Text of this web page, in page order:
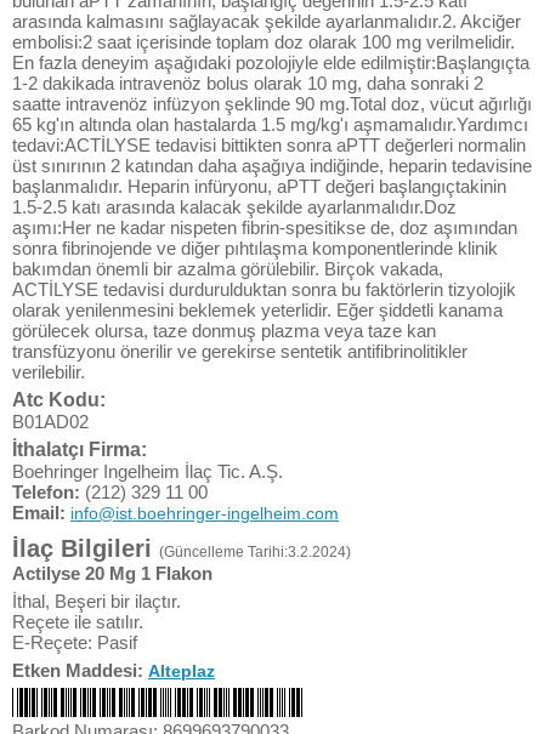
arasında kalmasını sağlayacak şekilde ayarlanmalıdır.2. Akciğer
embolisi:2 saat içerisinde toplam doz olarak 100 mg verilmelidir.
En fazla deneyim aşağıdaki pozolojiyle elde edilmiştir:Başlangıçta
1-2 dakikada intravenöz bolus olarak 10 mg, daha sonraki 2
saatte intravenöz infüzyon şeklinde 90 mg.Total doz, vücut ağırlığı
65 kg'ın altında olan hastalarda 1.5 mg/kg'ı aşmamalıdır.Yardımcı
tedavi:ACTİLYSE tedavisi bittikten sonra aPTT değerleri normalin
üst sınırının 2 katından daha aşağıya indiğinde, heparin tedavisine
başlanmalıdır. Heparin infüryonu, aPTT değeri başlangıçtakinin
1.5-2.5 katı arasında kalacak şekilde ayarlanmalıdır.Doz
aşımı:Her ne kadar nispeten fibrin-spesitikse de, doz aşımından
sonra fibrinojende ve diğer pıhtılaşma komponentlerinde klinik
bakımdan önemli bir azalma görülebilir. Birçok vakada,
ACTİLYSE tedavisi durdurulduktan sonra bu faktörlerin tizyolojik
olarak yenilenmesini beklemek yeterlidir. Eğer şiddetli kanama
görülecek olursa, taze donmuş plazma veya taze kan
transfüzyonu önerilir ve gerekirse sentetik antifibrinolitikler
verilebilir.
Atc Kodu:
B01AD02
İthalatçı Firma:
Boehringer Ingelheim İlaç Tic. A.Ş.
Telefon: (212) 329 11 00
Email: info@ist.boehringer-ingelheim.com
İlaç Bilgileri (Güncelleme Tarihi:3.2.2024)
Actilyse 20 Mg 1 Flakon
İthal, Beşeri bir ilaçtır.
Reçete ile satılır.
E-Reçete: Pasif
Etken Maddesi: Alteplaz